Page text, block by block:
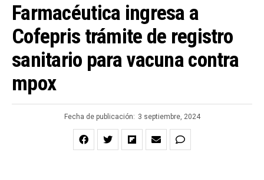
Farmacéutica ingresa a
Cofepris trámite de registro
sanitario para vacuna contra
mpox
Fecha de publicación: 3 septiembre, 2024